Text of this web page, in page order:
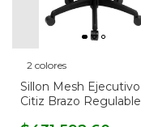
2 colores
Sillon Mesh Ejecutivo
Citiz Brazo Regulable